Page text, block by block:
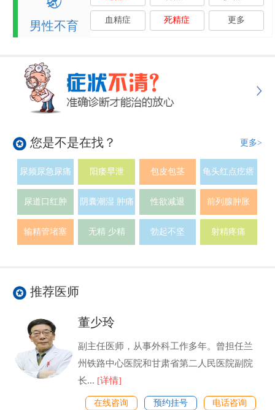
男性不育 血精症 死精症 更多
您是不是在找？ 更多>
尿频尿急尿痛 阳痿早泄 包皮包茎 龟头红点疙瘩
尿道口红肿 阴囊潮湿 肿痛 性欲减退 前列腺肿胀
输精管堵塞 无精 少精 勃起不坚 射精疼痛
推荐医师
董少玲
副主任医师，从事外科工作多年。曾担任兰
州铁路中心医院和甘肃省第二人民医院副院
长... [详情]
在线咨询 预约挂号 电话咨询